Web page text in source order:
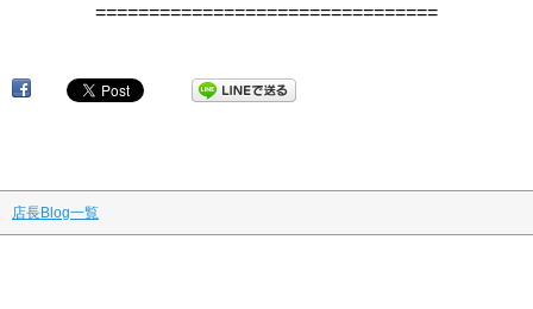
================================
店長Blog一覧